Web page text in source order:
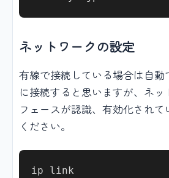
ネットワークの設定
有線で接続している場合は自動
に接続すると思いますが、ネッ
フェースが認識、有効化されて
ください。